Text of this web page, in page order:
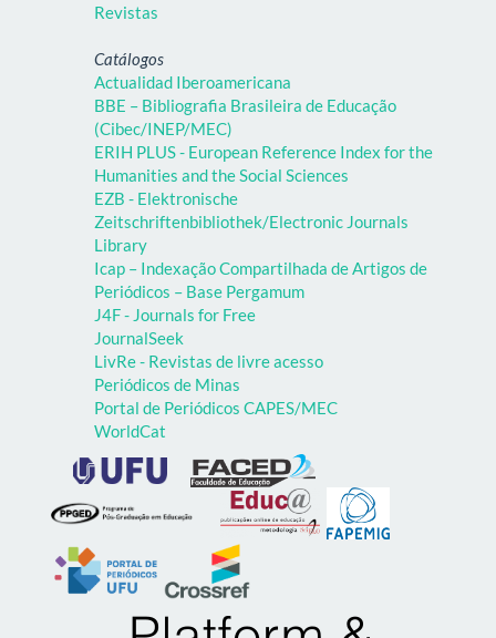
Revistas
Catálogos
Actualidad Iberoamericana
BBE – Bibliografia Brasileira de Educação
(Cibec/INEP/MEC)
ERIH PLUS - European Reference Index for the
Humanities and the Social Sciences
EZB - Elektronische
Zeitschriftenbibliothek/Electronic Journals
Library
Icap – Indexação Compartilhada de Artigos de
Periódicos – Base Pergamum
J4F - Journals for Free
JournalSeek
LivRe - Revistas de livre acesso
Periódicos de Minas
Portal de Periódicos CAPES/MEC
WorldCat